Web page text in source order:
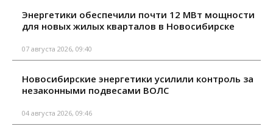
Энергетики обеспечили почти 12 МВт мощности
для новых жилых кварталов в Новосибирске
07 августа 2026, 09:40
Новосибирские энергетики усилили контроль за
незаконными подвесами ВОЛС
04 августа 2026, 09:46